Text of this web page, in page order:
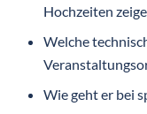
Hochzeiten
Welche
Wie geht er bei